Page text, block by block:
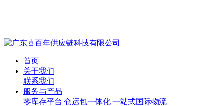
首页
关于我们
联系我们
服务与产品
零库存平台 仓运包一体化 一站式国际物流